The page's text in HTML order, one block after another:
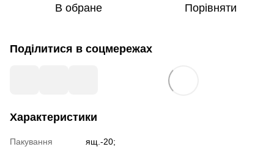
В обране Порівняти
Поділитися в соцмережах
Характеристики
Пакування ящ.-20;